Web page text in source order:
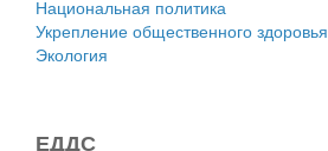
Национальная политика
Укрепление общественного здоровья
Экология
ЕДДС